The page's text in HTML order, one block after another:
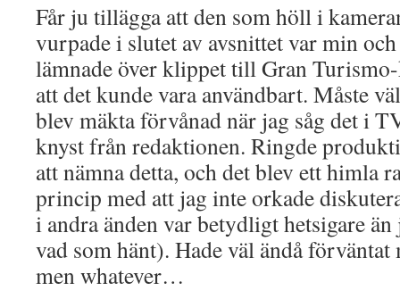
Får ju tillägga att den som höll i
vurpade i slutet av avsnittet var min
lämnade över klippet till Gran
att det kunde vara användbart. Måste
blev mäkta förvånad när jag såg det i
knyst från redaktionen. Ringde
att nämna detta, och det blev ett himla
princip med att jag inte orkade
i andra änden var betydligt hetsigare
vad som hänt). Hade väl ändå
men whatever…